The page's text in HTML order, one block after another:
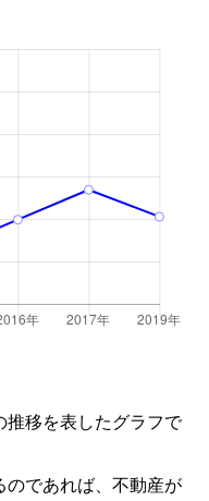
移を表したグラフで
であれば、不動産が